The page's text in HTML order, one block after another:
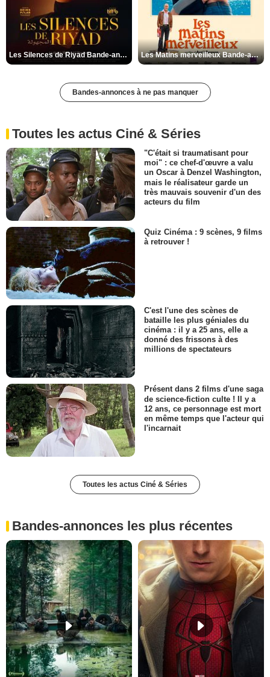
Les Silences de Riyad Bande-annonce VO STFR Les Matins merveilleux Bande-annonce VF
Bandes-annonces à ne pas manquer
Toutes les actus Ciné & Séries
"C'était si traumatisant pour
moi" : ce chef-d'œuvre a valu
un Oscar à Denzel Washington,
mais le réalisateur garde un
très mauvais souvenir d'un des
acteurs du film
Quiz Cinéma : 9 scènes, 9 films
à retrouver !
C'est l'une des scènes de
bataille les plus géniales du
cinéma : il y a 25 ans, elle a
donné des frissons à des
millions de spectateurs
Présent dans 2 films d'une saga
de science-fiction culte ! Il y a
12 ans, ce personnage est mort
en même temps que l'acteur qui
l'incarnait
Toutes les actus Ciné & Séries
Bandes-annonces les plus récentes